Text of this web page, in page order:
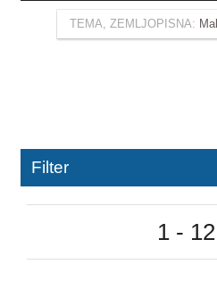
TEMA, ZEMLJOPISNA:
Filter
1 -